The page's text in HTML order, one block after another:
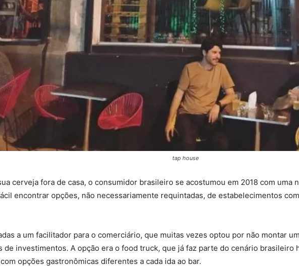
tap house
cerveja fora de casa, o consumidor brasileiro se acostumou em 2018 com uma
encontrar opções, não necessariamente requintadas, de estabelecimentos
a um facilitador para o comerciário, que muitas vezes optou por não montar
de investimentos. A opção era o food truck, que já faz parte do cenário brasileiro
opções gastronômicas diferentes a cada ida ao bar.